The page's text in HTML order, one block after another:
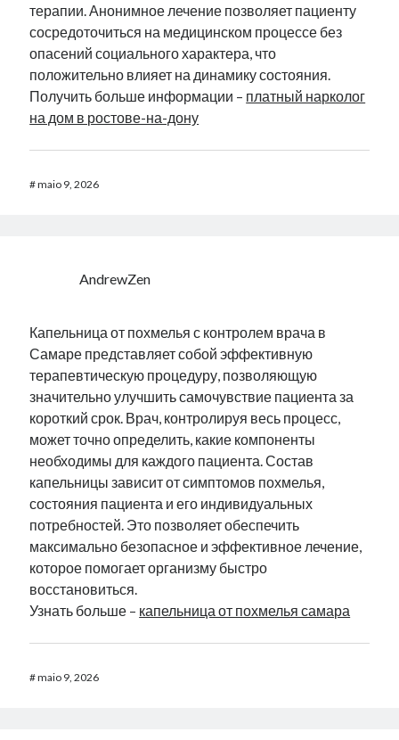
терапии. Анонимное лечение позволяет пациенту
сосредоточиться на медицинском процессе без
опасений социального характера, что
положительно влияет на динамику состояния.
Получить больше информации – платный нарколог
на дом в ростове-на-дону
#maio 9, 2026
AndrewZen
Капельница от похмелья с контролем врача в
Самаре представляет собой эффективную
терапевтическую процедуру, позволяющую
значительно улучшить самочувствие пациента за
короткий срок. Врач, контролируя весь процесс,
может точно определить, какие компоненты
необходимы для каждого пациента. Состав
капельницы зависит от симптомов похмелья,
состояния пациента и его индивидуальных
потребностей. Это позволяет обеспечить
максимально безопасное и эффективное лечение,
которое помогает организму быстро
восстановиться.
Узнать больше – капельница от похмелья самара
#maio 9, 2026